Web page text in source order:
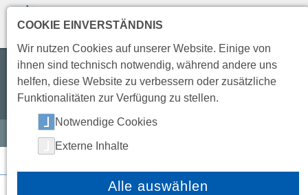
Wir wollen eine Schule leben,
die offen, freundlich, entwicklungsfähig
und partnerschaftlich ist.
COOKIE EINVERSTÄNDNIS
Wir nutzen Cookies auf unserer Website. Einige von
ihnen sind technisch notwendig, während andere uns
helfen, diese Website zu verbessern oder zusätzliche
Funktionalitäten zur Verfügung zu stellen.
Notwendige Cookies
Externe Inhalte
Alle auswählen